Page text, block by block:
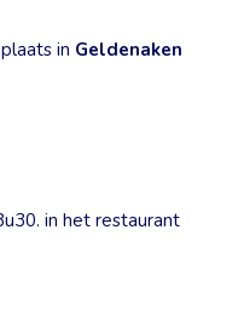
in Geldenaken
in het restaurant